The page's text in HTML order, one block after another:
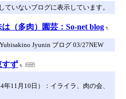
ていないブログに表示しています。
は（多肉）園芸：So-net blog
Jyunin ブログ 03/27NEW
すず
年11月10日）：イライラ、肉の会、